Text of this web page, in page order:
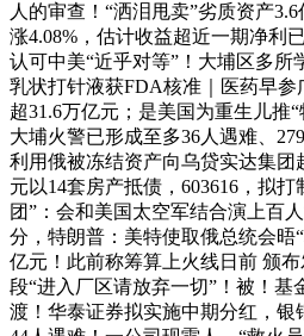
人的审查！“洒泪甩卖”劣质资产
涨4.08%，估计收益超近一期净利
认可中美“近乎对等”！大埔区多所
乳状打针液获FDA核准｜医药早
超31.6万亿元；是美国为重生儿推
大埔火警已形成至多36人遇难、
利用俄被冻结资产向乌贷实达集团
元以14套房产抵债，603616，拟
团”：会和美国太空军结合演上百
分，特朗普：美特使取俄总统会晤
亿元！此前称筹算上火线日前 颁
段“进入厂区请放弃一切”！被！基
渡！华泰证券拟实施中期分红，